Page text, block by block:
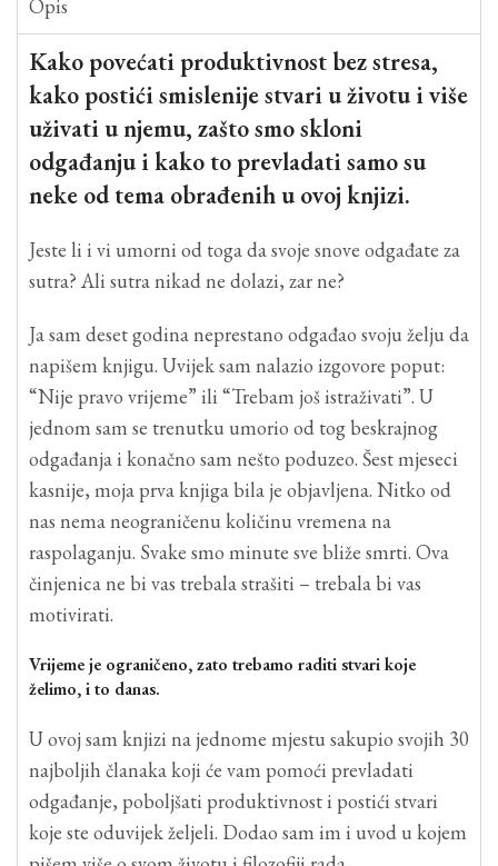
Opis
Kako povećati produktivnost bez stresa,
kako postići smislenije stvari u životu i više
uživati u njemu, zašto smo skloni
odgađanju i kako to prevladatisamo su
neke od tema obrađenih u ovoj knjizi.
Jeste li i vi umorni od toga da svoje snove odgađate za
sutra? Ali sutra nikad ne dolazi, zar ne?
Ja sam deset godina neprestano odgađao svoju želju da
napišem knjigu. Uvijek sam nalazio izgovore poput:
“Nije pravo vrijeme” ili “Trebam još istraživati”. U
jednom sam se trenutku umorio od tog beskrajnog
odgađanja i konačno sam nešto poduzeo. Šest mjeseci
kasnije, moja prva knjiga bila je objavljena. Nitko od
nas nema neograničenu količinu vremena na
raspolaganju. Svake smo minute sve bliže smrti. Ova
činjenica ne bi vas trebala strašiti – trebala bi vas
motivirati.
Vrijeme je ograničeno, zato trebamo raditi stvari koje
želimo, i to danas.
U ovoj sam knjizi na jednome mjestu sakupio svojih 30
najboljih članaka koji će vam pomoći prevladati
odgađanje, poboljšati produktivnost i postići stvari
koje ste oduvijek željeli. Dodao sam im i uvod u kojem